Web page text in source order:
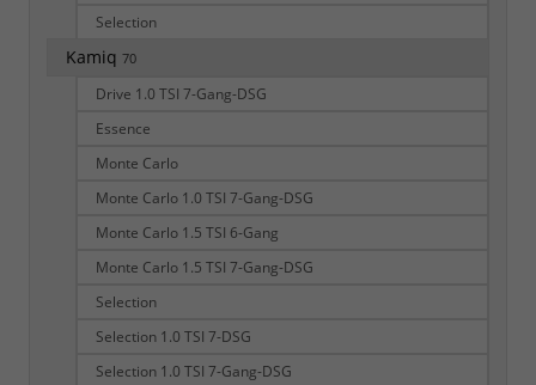
Selection
Kamiq 70
Drive 1.0 TSI 7-Gang-DSG
Essence
Monte Carlo
Monte Carlo 1.0 TSI 7-Gang-DSG
Monte Carlo 1.5 TSI 6-Gang
Monte Carlo 1.5 TSI 7-Gang-DSG
Selection
Selection 1.0 TSI 7-DSG
Selection 1.0 TSI 7-Gang-DSG